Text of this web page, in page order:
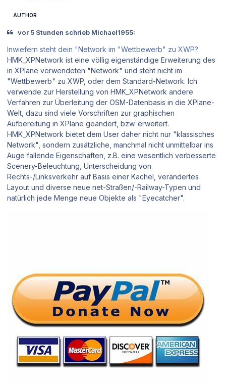
AUTHOR
vor 5 Stunden schrieb Michael1955:
Inwiefern steht dein "Network im "Wettbewerb" zu XWP?
HMK_XPNetwork ist eine völlig eigenständige Erweiterung des
in XPlane verwendeten "Network" und steht nicht im
"Wettbewerb" zu XWP, oder dem Standard-Network. Ich
verwende zur Herstellung von HMK_XPNetwork andere
Verfahren zur Überleitung der OSM-Datenbasis in die XPlane-
Welt, dazu sind viele Vorschriften zur graphischen
Aufbereitung in XPlane geändert, bzw. erweitert.
HMK_XPNetwork bietet dem User daher nicht nur "klassisches
Network", sondern zusätzliche, manchmal nicht unmittelbar ins
Auge fallende Eigenschaften, z.B. eine wesentlich verbesserte
Scenery-Beleuchtung, Unterscheidung von
Rechts-/Linksverkehr auf Basis einer Kachel, verändertes
Layout und diverse neue net-Straßen/-Railway-Typen und
natürlich jede Menge neue Objekte als "Eyecatcher".